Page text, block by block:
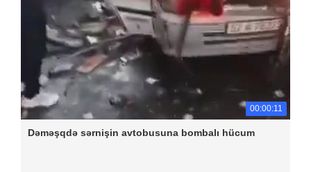
00:00:11
Dəməşqdə sərnişin avtobusuna bombalı hücum